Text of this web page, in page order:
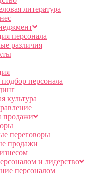
литература
персонала
различия
персонала
культура
продажи
переговоры
продажи
и лидерство
персоналом